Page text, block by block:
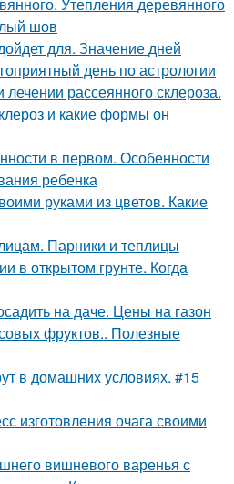
шов
для. Значение дней
день по астрологии
рассеянного склероза.
и какие формы он
в первом. Особенности
ребенка
руками из цветов. Какие
Парники и теплицы
в открытом грунте. Когда
на даче. Цены на газон
фруктов.. Полезные
в домашних условиях. #15
изготовления очага своими
вишневого варенья с